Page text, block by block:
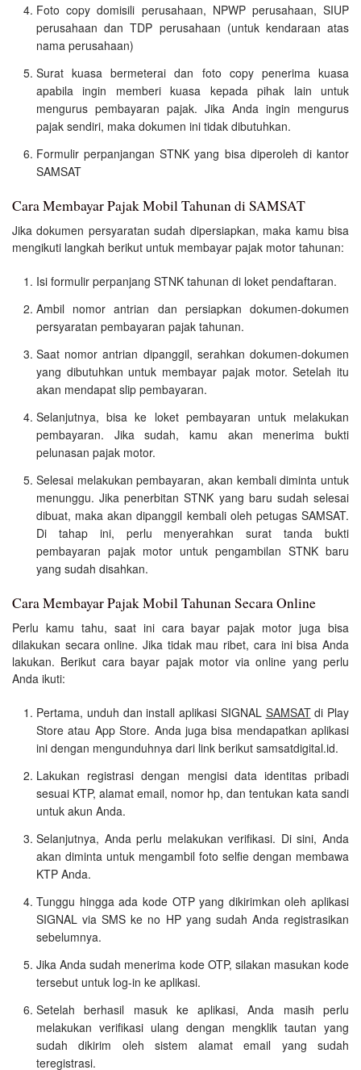
Foto copy domisili perusahaan, NPWP perusahaan, SIUP
perusahaan dan TDP perusahaan (untuk kendaraan atas
nama perusahaan)
Surat kuasa bermeterai dan foto copy penerima kuasa
apabila ingin memberi kuasa kepada pihak lain untuk
mengurus pembayaran pajak. Jika Anda ingin mengurus
pajak sendiri, maka dokumen ini tidak dibutuhkan.
Formulir perpanjangan STNK yang bisa diperoleh di kantor
SAMSAT
Cara Membayar Pajak Mobil Tahunan di SAMSAT
Jika dokumen persyaratan sudah dipersiapkan, maka kamu bisa
mengikuti langkah berikut untuk membayar pajak motor tahunan:
Isi formulir perpanjang STNK tahunan di loket pendaftaran.
Ambil nomor antrian dan persiapkan dokumen-dokumen
persyaratan pembayaran pajak tahunan.
Saat nomor antrian dipanggil, serahkan dokumen-dokumen
yang dibutuhkan untuk membayar pajak motor. Setelah itu
akan mendapat slip pembayaran.
Selanjutnya, bisa ke loket pembayaran untuk melakukan
pembayaran. Jika sudah, kamu akan menerima bukti
pelunasan pajak motor.
Selesai melakukan pembayaran, akan kembali diminta untuk
menunggu. Jika penerbitan STNK yang baru sudah selesai
dibuat, maka akan dipanggil kembali oleh petugas SAMSAT.
Di tahap ini, perlu menyerahkan surat tanda bukti
pembayaran pajak motor untuk pengambilan STNK baru
yang sudah disahkan.
Cara Membayar Pajak Mobil Tahunan Secara Online
Perlu kamu tahu, saat ini cara bayar pajak motor juga bisa
dilakukan secara online. Jika tidak mau ribet, cara ini bisa Anda
lakukan. Berikut cara bayar pajak motor via online yang perlu
Anda ikuti:
Pertama, unduh dan install aplikasi SIGNAL SAMSATdi Play
Store atau App Store. Anda juga bisa mendapatkan aplikasi
ini dengan mengunduhnya dari link berikut samsatdigital.id.
Lakukan registrasi dengan mengisi data identitas pribadi
sesuai KTP, alamat email, nomor hp, dan tentukan kata sandi
untuk akun Anda.
Selanjutnya, Anda perlu melakukan verifikasi. Di sini, Anda
akan diminta untuk mengambil foto selfie dengan membawa
KTP Anda.
Tunggu hingga ada kode OTP yang dikirimkan oleh aplikasi
SIGNAL via SMS ke no HP yang sudah Anda registrasikan
sebelumnya.
Jika Anda sudah menerima kode OTP, silakan masukan kode
tersebut untuk log-in ke aplikasi.
Setelah berhasil masuk ke aplikasi, Anda masih perlu
melakukan verifikasi ulang dengan mengklik tautan yang
sudah dikirim oleh sistem alamat email yang sudah
teregistrasi.